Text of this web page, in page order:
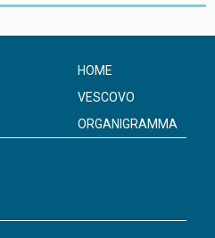
HOME
VESCOVO
ORGANIGRAMMA